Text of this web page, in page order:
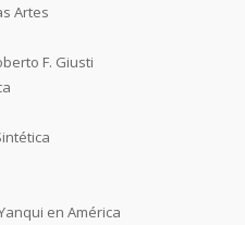
Artes
F. Giusti
en América